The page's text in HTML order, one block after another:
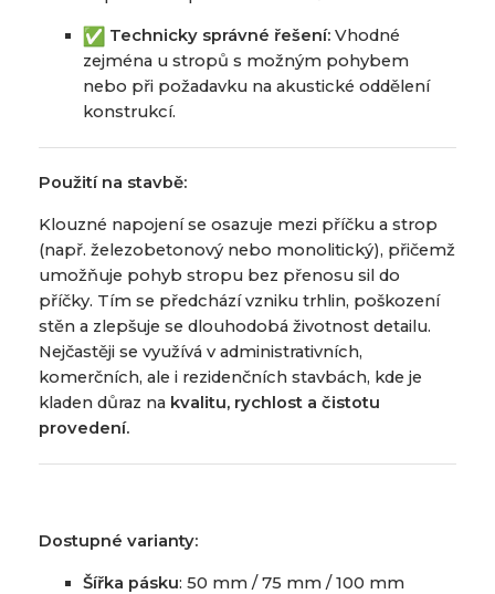
Technicky správné řešení:Vhodné
zejména u stropů s možným pohybem
nebo při požadavku na akustické oddělení
konstrukcí.
Použití na stavbě:
Klouzné napojení se osazuje mezi příčku a strop
(např. železobetonový nebo monolitický), přičemž
umožňuje pohyb stropu bez přenosu sil do
příčky. Tím se předchází vzniku trhlin, poškození
stěn a zlepšuje se dlouhodobá životnost detailu.
Nejčastěji se využívá v administrativních,
komerčních, ale i rezidenčních stavbách, kde je
kladen důraz na kvalitu, rychlost a čistotu
provedení.
Dostupné varianty:
Šířka pásku: 50 mm / 75 mm / 100 mm